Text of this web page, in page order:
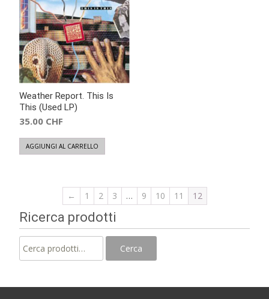
Weather Report. This Is
This (Used LP)
35.00 CHF
AGGIUNGI AL CARRELLO
← 1 2 3 … 9 10 11 12
Ricerca prodotti
Cerca: Cerca